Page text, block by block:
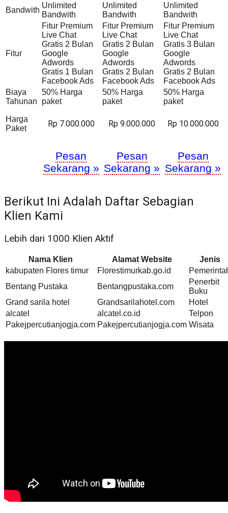
Bandwith
Unlimited
Bandwith
Unlimited
Bandwith
Unlimited
Bandwith
Fitur
Fitur Premium
Live Chat
Gratis 2 Bulan
Google
Adwords
Gratis 1 Bulan
Facebook Ads
Fitur Premium
Live Chat
Gratis 2 Bulan
Google
Adwords
Gratis 2 Bulan
Facebook Ads
Fitur Premium
Live Chat
Gratis 3 Bulan
Google
Adwords
Gratis 2 Bulan
Facebook Ads
Biaya
Tahunan
50% Harga
paket
50% Harga
paket
50% Harga
paket
Harga
Paket
Rp 7.000.000 Rp 9.000.000 Rp 10.000.000
Pesan
Sekarang »
Pesan
Sekarang »
Pesan
Sekarang »
Berikut Ini Adalah Daftar Sebagian
Klien Kami
Lebih dari 1000 Klien Aktif
Nama Klien Alamat Website
Jenis
kabupaten Flores timur
Florestimurkab.go.id
Bentang Pustaka
Bentangpustaka.com
Penerbit
Buku
Grand sarila hotel
Grandsarilahotel.com
Hotel
alcatel
alcatel.co.id
Telpon
Pakejpercutianjogja.com Pakejpercutianjogja.com Wisata